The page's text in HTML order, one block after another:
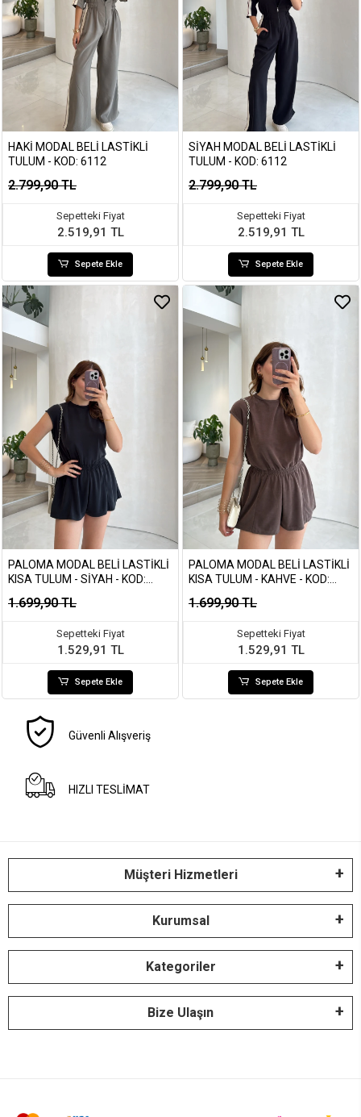
HAKI MODAL BELI LASTIKLI
TULUM - KOD: 6112
2.799,90 TL
Sepetteki Fiyat
2.519,91 TL
Sepete Ekle
SIYAH MODAL BELI LASTIKLI
TULUM - KOD: 6112
2.799,90 TL
Sepetteki Fiyat
2.519,91 TL
Sepete Ekle
PALOMA MODAL BELI LASTIKLI
KISA TULUM - SIYAH - KOD:
1.699,90 TL
Sepetteki Fiyat
1.529,91 TL
Sepete Ekle
PALOMA MODAL BELI LASTIKLI
KISA TULUM - KAHVE - KOD:
1.699,90 TL
Sepetteki Fiyat
1.529,91 TL
Sepete Ekle
Güvenli Alışveriş
HIZLI TESLİMAT
Müşteri Hizmetleri
Kurumsal
Kategoriler
Bize Ulaşın